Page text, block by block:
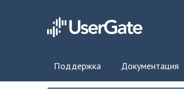
Поддержка Документация